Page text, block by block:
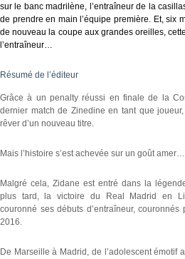
sur le banc madrilène, l’entraîneur de la
de prendre en main l’équipe première. Et, six
de nouveau la coupe aux grandes oreilles,
l’entraîneur…
Résumé de l’éditeur
Grâce à un penalty réussi en finale de la
dernier match de Zinedine en tant que
rêver d’un nouveau titre.
Mais l’histoire s’est achevée sur un goût amer…
Malgré cela, Zidane est entré dans la
plus tard, la victoire du Real Madrid en
couronné ses débuts d’entraîneur,
2016.
De Marseille à Madrid, de l’adolescent émotif